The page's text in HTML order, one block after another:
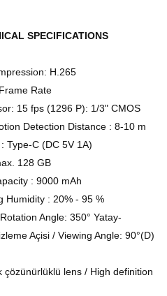
SPECIFICATIONS
H.265
Rate
15 fps (1296 P): 1/3" CMOS
Detection Distance : 8-10 m
Type-C (DC 5V 1A)
128 GB
: 9000 mAh
Humidity : 20% - 95 %
Angle: 350° Yatay-
Açisi / Viewing Angle: 90°(D)
lens / High definition